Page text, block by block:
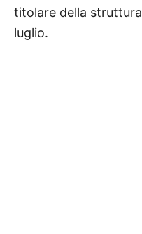
titolare della
luglio.